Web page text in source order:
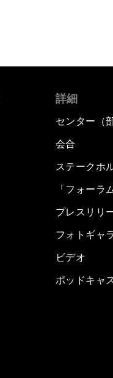
詳細
センター（
会合
ステークホ
「フォーラ
プレスリリ
フォトギャ
ビデオ
ポッドキャ